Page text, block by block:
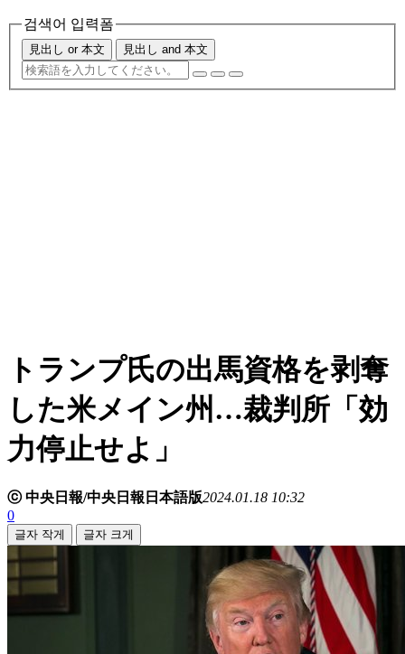
검색어 입력폼
見出し or 本文 見出し and 本文
トランプ氏の出馬資格を剥奪
した米メイン州…裁判所「効
力停止せよ」
ⓒ 中央日報/中央日報日本語版2024.01.18 10:32
0
글자 작게 글자 크게